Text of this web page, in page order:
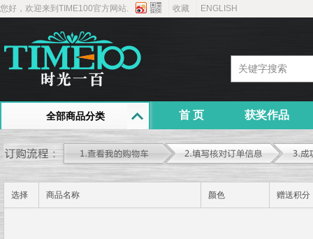
您好，欢迎来到TIME100官方网站. 收藏 ENGLISH
全部商品分类 首 页 获奖作品
选择 商品名称 颜色 赠送积分